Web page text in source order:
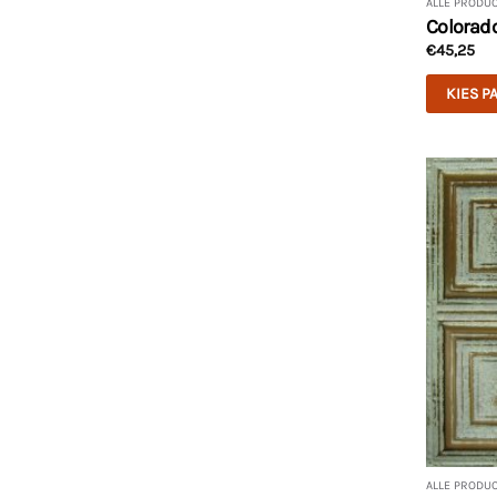
ALLE
€45,25
KIES
ALLE